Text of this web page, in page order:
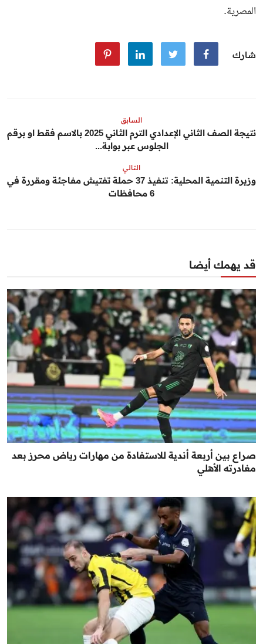
المصرية.
شارك
السابق
نتيجة الصف الثاني الإعدادي الترم الثاني 2025 بالاسم فقط او برقم
الجلوس عبر بوابة...
التالي
وزيرة التنمية المحلية: تنفيذ 37 حملة تفتيش مفاجئة ومقررة في
6 محافظات
قد يهمك أيضا
صراع بين أربعة أندية للاستفادة من مهارات رياض محرز بعد
مغادرته الأهلي